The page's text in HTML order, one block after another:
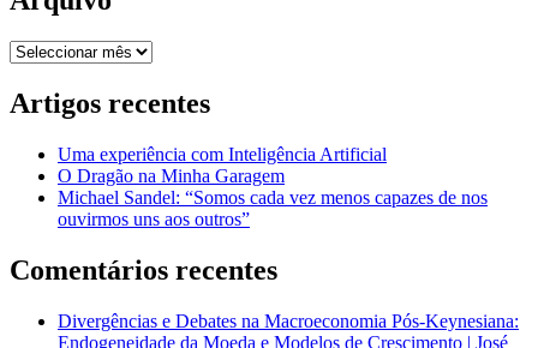
Arquivo
Artigos recentes
Uma experiência com Inteligência Artificial
O Dragão na Minha Garagem
Michael Sandel: “Somos cada vez menos capazes de nos
ouvirmos uns aos outros”
Comentários recentes
Divergências e Debates na Macroeconomia Pós-Keynesiana:
Endogeneidade da Moeda e Modelos de Crescimento | José